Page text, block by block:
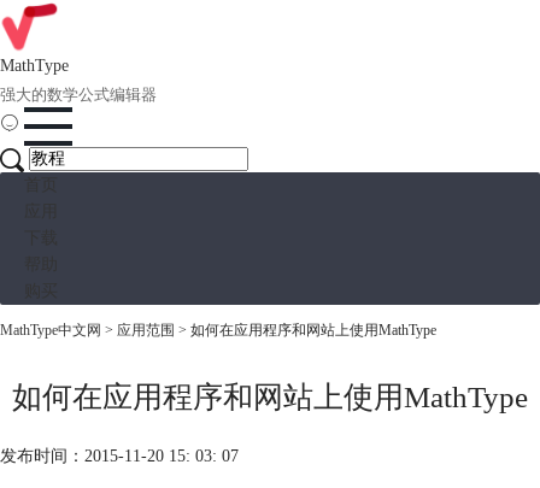
MathType
强大的数学公式编辑器
MathType中文网 > 应用范围 > 如何在应用程序和网站上使用MathType
如何在应用程序和网站上使用MathType
发布时间：2015-11-20 15: 03: 07